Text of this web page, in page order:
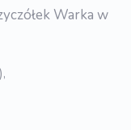
Warka w